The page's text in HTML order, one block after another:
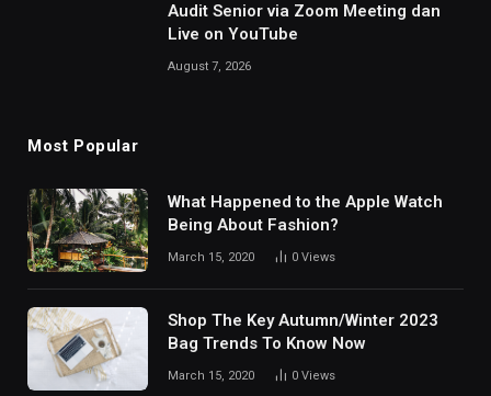
Audit Senior via Zoom Meeting dan
Live on YouTube
August 7, 2026
Most Popular
What Happened to the Apple Watch
Being About Fashion?
March 15, 2020 0 Views
Shop The Key Autumn/Winter 2023
Bag Trends To Know Now
March 15, 2020 0 Views